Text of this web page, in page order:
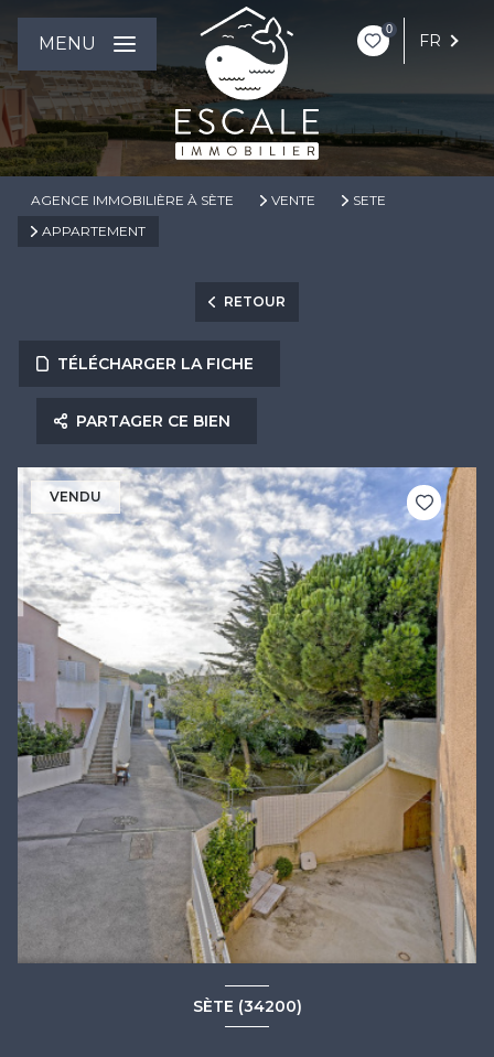
0
FR
MENU
AGENCE IMMOBILIÈRE À SÈTE VENTE
SETE
APPARTEMENT
RETOUR
TÉLÉCHARGER LA FICHE
PARTAGER CE BIEN
VENDU
SÈTE (34200)